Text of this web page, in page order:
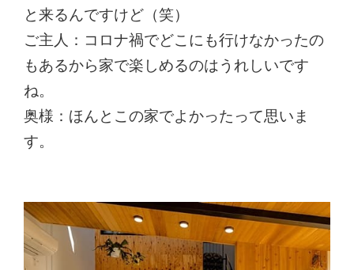
と来るんですけど（笑）
ご主人：コロナ禍でどこにも行けなかったの
もあるから家で楽しめるのはうれしいです
ね。
奥様：ほんとこの家でよかったって思いま
す。